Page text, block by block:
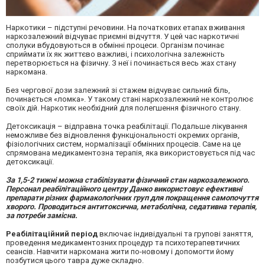
Наркотики – підступні речовини. На початкових етапах вживання
наркозалежний відчуває приємні відчуття. У цей час наркотичні
сполуки вбудовуються в обмінні процеси. Організм починає
сприймати їх як життєво важливі, і психологічна залежність
перетворюється на фізичну. З неї і починається весь жах стану
наркомана.
Без чергової дози залежний зі стажем відчуває сильний біль,
починається «ломка». У такому стані наркозалежний не контролює
своїх дій. Наркотик необхідний для полегшення фізичного стану.
Детоксикація – відправна точка реабілітації. Подальше лікування
неможливе без відновлення функціональності окремих органів,
фізіологічних систем, нормалізації обмінних процесів. Саме на це
спрямована медикаментозна терапія, яка використовується під час
детоксикації.
За 1,5-2 тижні можна стабілізувати фізичний стан наркозалежного.
Персонал реабілітаційного центру Данко використовує ефективні
препарати різних фармакологічних груп для покращення самопочуття
хворого. Проводиться антитоксична, метаболічна, седативна терапія,
за потреби замісна.
Реабілітаційний період включає індивідуальні та групові заняття,
проведення медикаментозних процедур та психотерапевтичних
сеансів. Навчити наркомана жити по-новому і допомогти йому
позбутися цього тавра дуже складно.